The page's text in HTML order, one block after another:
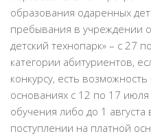
образования одаренных
пребывания в учреждении
детский технопарк» – с 27
категории абитуриентов,
конкурсу, есть
основаниях с 12 по 17
обучения либо до 1
поступлении на платной